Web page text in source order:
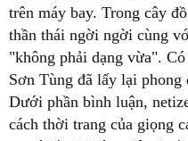
trên máy bay. Trong cây
thần thái ngời ngời cùng
"không phải dạng vừa".
Sơn Tùng đã lấy lại
Dưới phần bình luận,
cách thời trang của giọng